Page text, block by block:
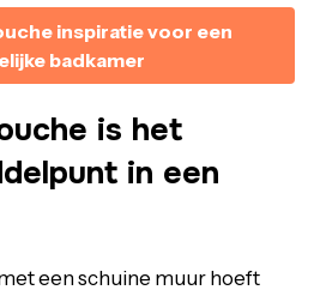
inspiratie voor een
badkamer
is het
in een
een schuine muur hoeft